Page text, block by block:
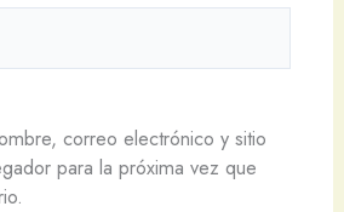
correo electrónico y sitio
para la próxima vez que